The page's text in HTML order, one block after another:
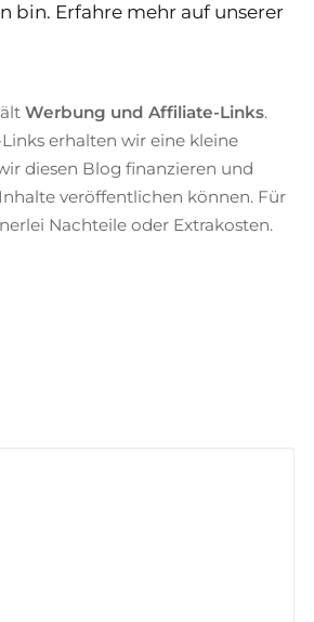
bin. Erfahre mehr auf unserer
Werbung und Affiliate-Links.
erhalten wir eine kleine
diesen Blog finanzieren und
veröffentlichen können. Für
Nachteile oder Extrakosten.